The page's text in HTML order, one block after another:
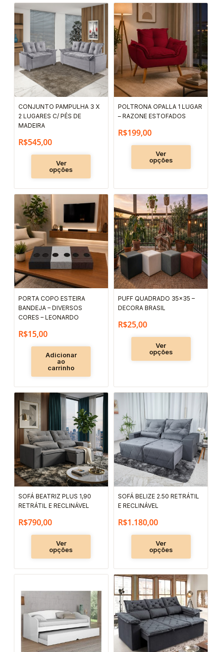
CONJUNTO PAMPULHA 3 X
2 LUGARES C/ PÉS DE
MADEIRA
R$545,00
Ver
opções
Este
produto
tem
várias
variantes.
As
opções
podem
produto
POLTRONA OPALLA 1 LUGAR
– RAZONE ESTOFADOS
R$199,00
Ver
opções
produto
tem
várias
variantes.
As
opções
podem
PORTA COPO ESTEIRA
BANDEJA – DIVERSOS
CORES – LEONARDO
R$15,00
Adicionar
ao
carrinho
PUFF QUADRADO 35×35 –
DECORA BRASIL
R$25,00
Ver
opções
produto
tem
várias
variantes.
opções
podem
SOFÁ BEATRIZ PLUS 1,90
RETRÁTIL E RECLINÁVEL
R$790,00
Ver
opções
Este
produto
tem
várias
variantes.
As
opções
podem
SOFÁ BELIZE 2.50 RETRÁTIL
E RECLINÁVEL
R$1.180,00
Ver
opções
produto
tem
várias
variantes.
As
opções
podem
produto
tem
várias
variantes.
As
Este
produto
tem
várias
variantes.
As